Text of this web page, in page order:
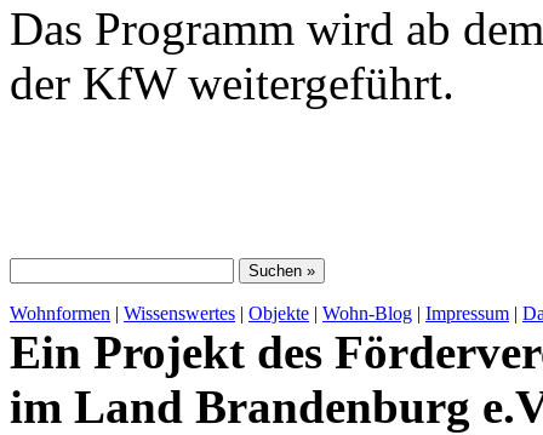
Das Programm wird ab
der KfW weitergeführt.
Wohnformen | Wissenswertes | Objekte | Wohn-Blog | Impressum |
Ein Projekt des
im Land Brandenburg